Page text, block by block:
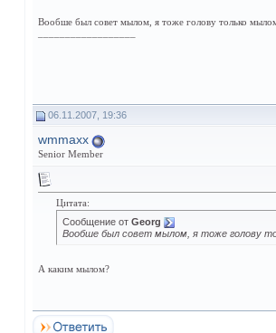
Вообше был совет мылом, я тоже голову только
06.11.2007, 19:36
wmmaxx
Senior Member
Цитата:
Сообщение от Georg
Вообше был совет мылом, я тоже голову
А каким мылом?